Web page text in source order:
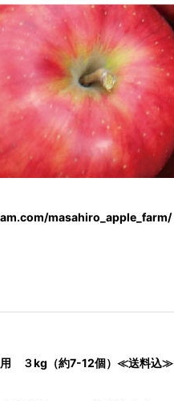
masahiro_apple_farm/
３kg（約7-12個）≪送料込≫